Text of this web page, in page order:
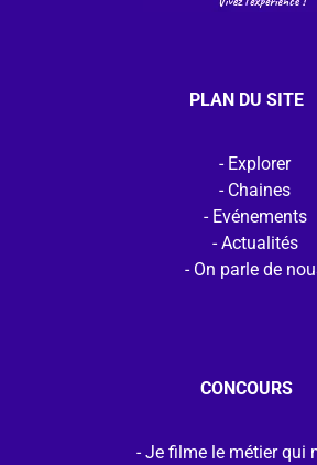
PLAN DU SITE
Explorer
Chaines
Evénements
Actualités
On parle de
CONCOURS
Je filme le métier qui